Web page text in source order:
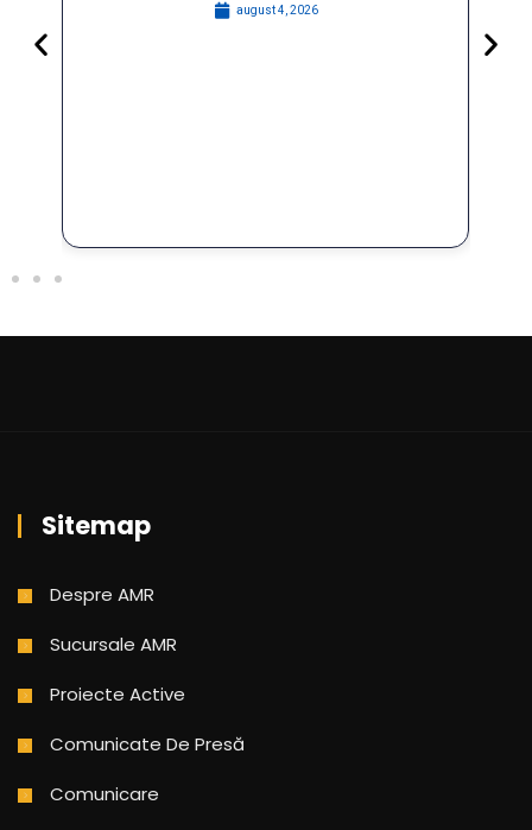
august 4, 2026
Sitemap
Despre AMR
Sucursale AMR
Proiecte Active
Comunicate De Presă
Comunicare